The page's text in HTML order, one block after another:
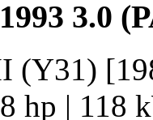
3.0
(Y31)
hp | 118